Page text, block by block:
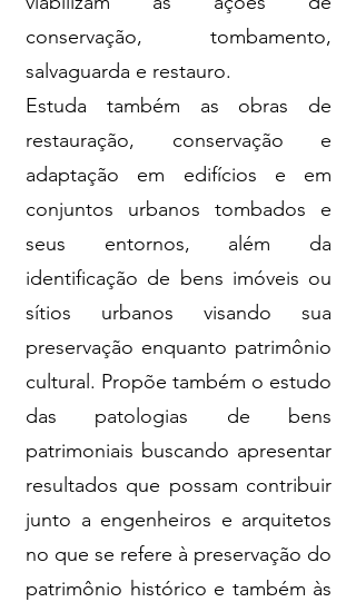
conservação, tombamento,
salvaguarda e restauro.
Estuda também as obras de
restauração, conservação e
adaptação em edifícios e em
conjuntos urbanos tombados e
seus entornos, além da
identificação de bens imóveis ou
sítios urbanos visando sua
preservação enquanto patrimônio
cultural. Propõe também o estudo
das patologias de bens
patrimoniais buscando apresentar
resultados que possam contribuir
junto a engenheiros e arquitetos
no que se refere à preservação do
patrimônio histórico e também às